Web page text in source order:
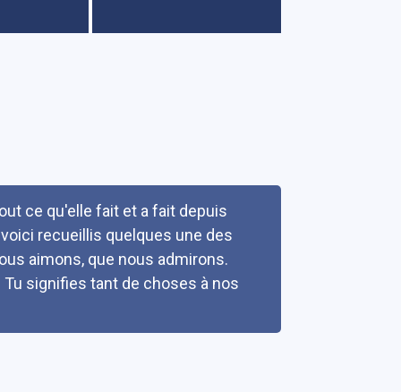
ce qu'elle fait et a fait depuis
recueillis quelques une des
aimons, que nous admirons.
signifies tant de choses à nos